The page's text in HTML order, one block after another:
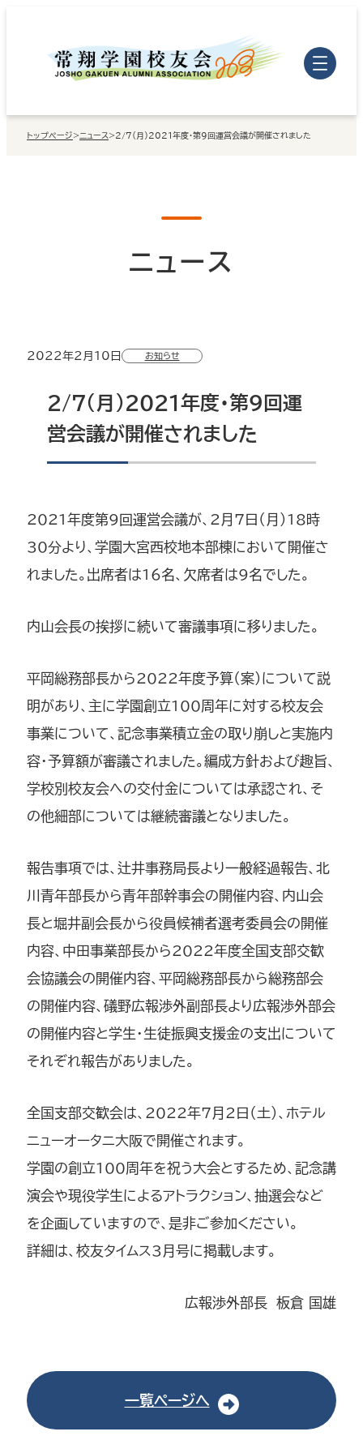
トップページ > ニュース > 2/7（月）2021年度・第9回運営会議が開催されました
ニュース
2022年2月10日 お知らせ
2/7（月）2021年度・第9回運
営会議が開催されました
2021年度第9回運営会議が、2月7日（月）18時
30分より、学園大宮西校地本部棟において開催さ
れました。出席者は16名、欠席者は9名でした。
内山会長の挨拶に続いて審議事項に移りました。
平岡総務部長から2022年度予算（案）について説
明があり、主に学園創立100周年に対する校友会
事業について、記念事業積立金の取り崩しと実施内
容・予算額が審議されました。編成方針および趣旨、
学校別校友会への交付金については承認され、そ
の他細部については継続審議となりました。
報告事項では、辻井事務局長より一般経過報告、北
川青年部長から青年部幹事会の開催内容、内山会
長と堀井副会長から役員候補者選考委員会の開催
内容、中田事業部長から2022年度全国支部交歓
会協議会の開催内容、平岡総務部長から総務部会
の開催内容、礒野広報渉外副部長より広報渉外部会
の開催内容と学生・生徒振興支援金の支出について
それぞれ報告がありました。
全国支部交歓会は、2022年7月2日（土）、ホテル
ニューオータニ大阪で開催されます。
学園の創立100周年を祝う大会とするため、記念講
演会や現役学生によるアトラクション、抽選会など
を企画していますので、是非ご参加ください。
詳細は、校友タイムス3月号に掲載します。
広報渉外部長 板倉 国雄
一覧ページへ